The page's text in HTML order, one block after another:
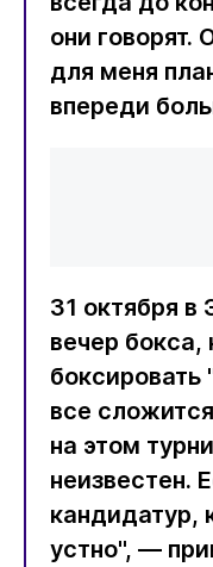
они говорят.
для меня
впереди
31 октября в
вечер бокса,
все
на этом
неизвестен.
кандидатур,
устно", —